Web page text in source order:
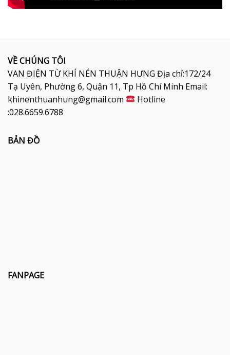
VỀ CHÚNG TÔI
VAN ĐIỆN TỪ KHÍ NÉN THUẬN HƯNG Địa chỉ:172/24
Tạ Uyên, Phường 6, Quận 11, Tp Hồ Chí Minh Email:
khinenthuanhung@gmail.com
Hotline
:028.6659.6788
BẢN ĐỒ
FANPAGE